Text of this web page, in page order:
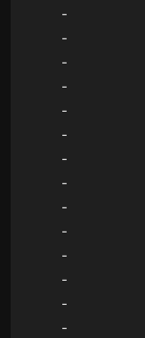
-
-
-
-
-
-
-
-
-
-
-
-
-
-